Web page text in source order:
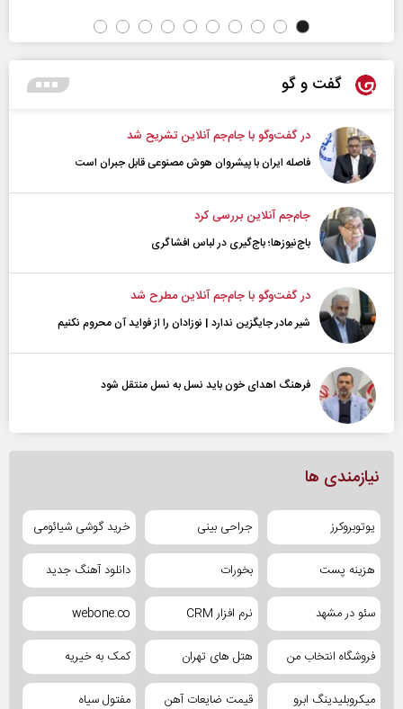
گفت و گو
در گفت‌و‌گو با جام‌جم آنلاین تشریح شد
فاصله ایران با پیشرو‌ان هوش مصنوعی قابل جبران است
جام‌جم آنلاین بررسی کرد
باج‌نیوزها؛ باج‌گیری در لباس افشاگری
در گفت‌و‌گو با جام‌جم آنلاین مطرح شد
شیر مادر جایگزین ندارد | نوزادان را از فواید آن محروم نکنیم
فرهنگ اهدای خون باید نسل به نسل منتقل شود
نیازمندی ها
یوتوبروکرز جراحی بینی خرید گوشی شیائومی
هزینه پست بخورات دانلود آهنگ جدید
سئو در مشهد نرم افزار CRM webone.co
فروشگاه انتخاب من هتل های تهران کمک به خیریه
میکروبلیدینگ ابرو قیمت ضایعات آهن مفتول سیاه